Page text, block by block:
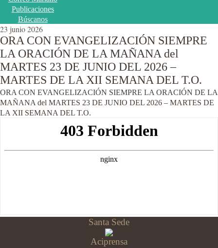
Publicaciones
Búscanos
23 junio 2026
ORA CON EVANGELIZACIÓN SIEMPRE
LA ORACIÓN DE LA MAÑANA del
MARTES 23 DE JUNIO DEL 2026 –
MARTES DE LA XII SEMANA DEL T.O.
ORA CON EVANGELIZACIÓN SIEMPRE LA ORACIÓN DE LA
MAÑANA del MARTES 23 DE JUNIO DEL 2026 – MARTES DE
LA XII SEMANA DEL T.O.
Santa Sede
Aciprensa